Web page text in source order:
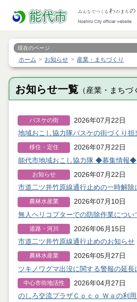
現在のページ
ホーム お知らせ 産業・まちづくり
お知らせ一覧（産業・まちづ
バスケの街
2026年07月22日
地域おこし協力隊バスケの街づくり担
移住・定住
2026年07月22日
能代市地域おこし協力隊 ◆募集情報◆
お知らせ
2026年07月22日
市道二ツ井竹原線通行止めの一時解除
農林水産業
2026年07月10日
無人ヘリコプターでの防除作業につい
道路・河川
2026年06月15日
市道二ツ井竹原線通行止めのお知らせ
農林水産業
2026年05月27日
ツキノワグマ出没に関する警報の延長
中心市街地活性
化
2026年04月27日
のしろ交流プラザＣｏｃｏ Ｗａの利